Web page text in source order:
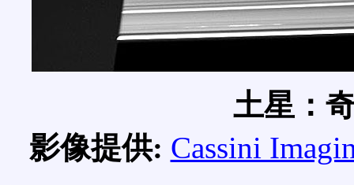
土星：
影像提供: Cassini